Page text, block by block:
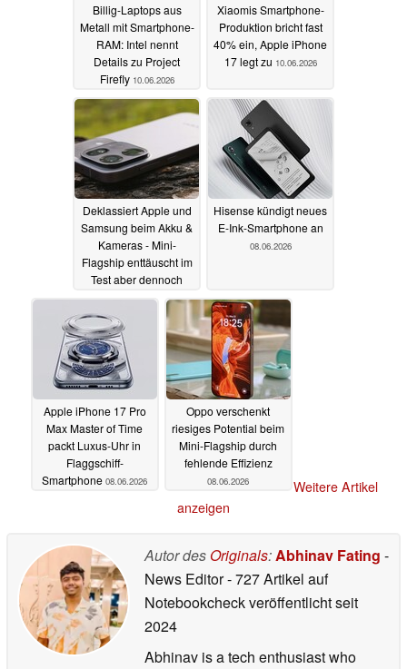
Billig-Laptops aus
Metall mit Smartphone-
RAM: Intel nennt
Details zu Project
Firefly 10.06.2026
Xiaomis Smartphone-
Produktion bricht fast
40% ein, Apple iPhone
17 legt zu 10.06.2026
Deklassiert Apple und
Samsung beim Akku &
Kameras - Mini-
Flagship enttäuscht im
Test aber dennoch
09.06.2026
Hisense kündigt neues
E-Ink-Smartphone an
08.06.2026
Apple iPhone 17 Pro
Max Master of Time
packt Luxus-Uhr in
Flaggschiff-
Smartphone 08.06.2026
Oppo verschenkt
riesiges Potential beim
Mini-Flagship durch
fehlende Effizienz
08.06.2026
Weitere Artikel
anzeigen
Autor des Originals:Abhinav Fating -
News Editor- 727 Artikel auf
Notebookcheck veröffentlichtseit
2024
Abhinav is a tech enthusiast who